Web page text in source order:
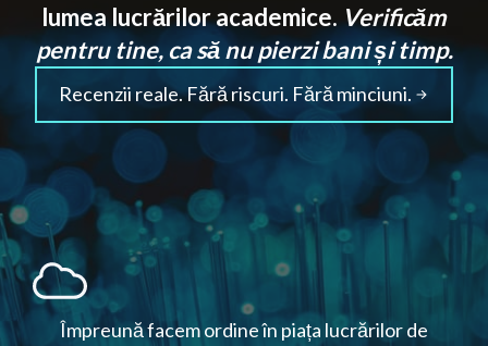
lumea lucrărilor academice. Verificăm
pentru tine, ca să nu pierzi bani și timp.
Recenzii reale. Fără riscuri. Fără minciuni.
Împreună facem ordine în piața lucrărilor de